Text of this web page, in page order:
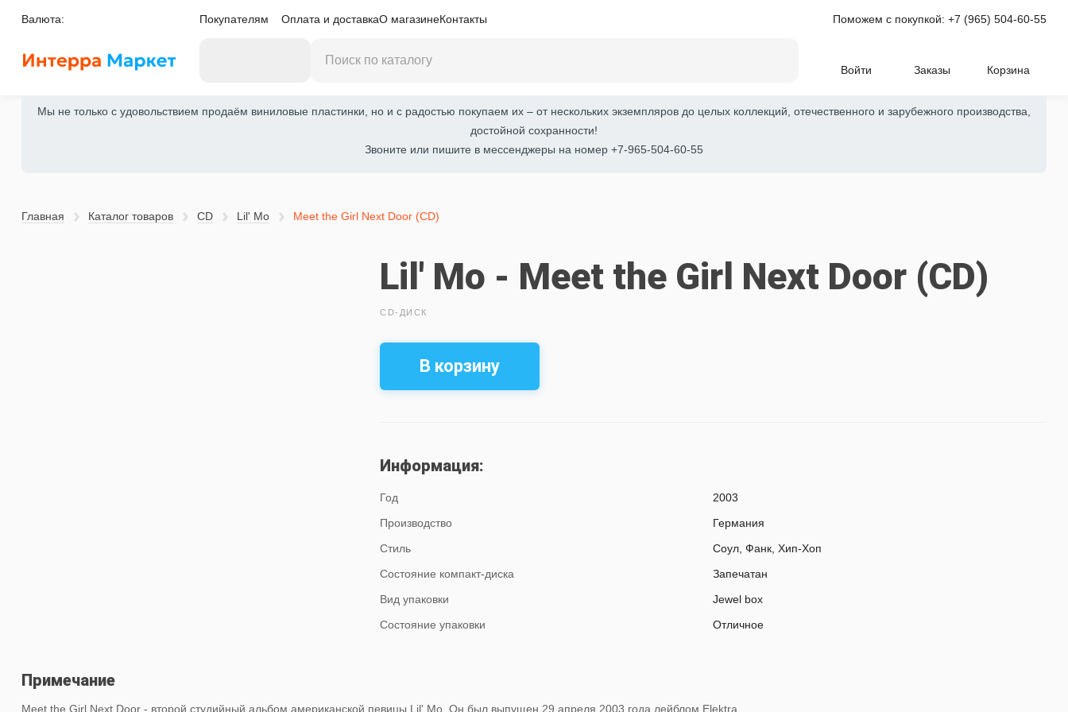
Валюта: Покупателям Оплата и доставкаО магазинеКонтакты Поможем с покупкой:+7 (965) 504-60-55
Войти Заказы Корзина
Мы не только с удовольствием продаём виниловые пластинки, но и с радостью покупаем их – от нескольких экземпляров до целых коллекций, отечественного и зарубежного производства,
достойной сохранности!
Звоните или пишите в мессенджеры на номер +7-965-504-60-55
Главная Каталог товаров CD Lil' Mo Meet the Girl Next Door (CD)
Lil' Mo - Meet the Girl Next Door (CD)
CD-ДИСК
В корзину
Информация:
Год
2003
Производство
Германия
Стиль
Соул, Фанк, Хип-Хоп
Состояние компакт-диска
Запечатан
Вид упаковки
Jewel box
Состояние упаковки
Отличное
Примечание
Meet the Girl Next Door - второй студийный альбом американской певицы Lil' Mo. Он был выпущен 29 апреля 2003 года лейблом Elektra